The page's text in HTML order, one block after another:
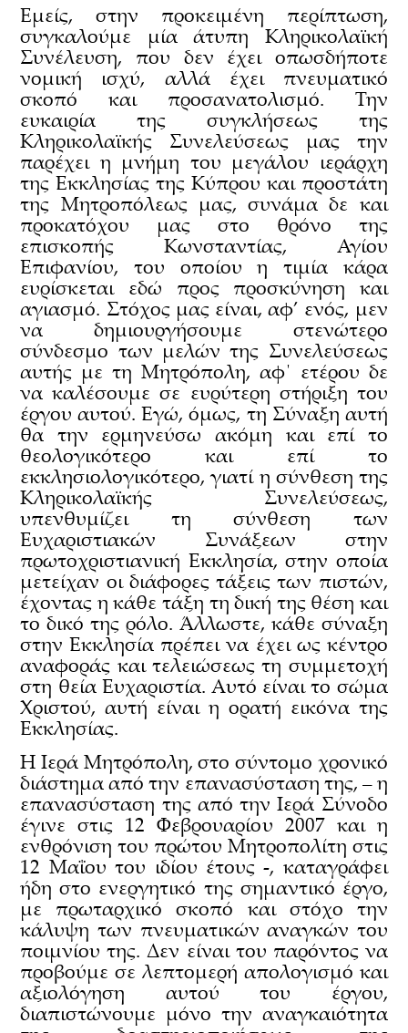
Εμείς, στην προκειμένη περίπτωση,
συγκαλούμε μία άτυπη Κληρικολαϊκή
Συνέλευση, που δεν έχει οπωσδήποτε
νομική ισχύ, αλλά έχει πνευματικό
σκοπό και προσανατολισμό. Την
ευκαιρία της συγκλήσεως της
Κληρικολαϊκής Συνελεύσεως μας την
παρέχει η μνήμη του μεγάλου ιεράρχη
της Εκκλησίας της Κύπρου και προστάτη
της Μητροπόλεως μας, συνάμα δε και
προκατόχου μας στο θρόνο της
επισκοπής Κωνσταντίας, Αγίου
Επιφανίου, του οποίου η τιμία κάρα
ευρίσκεται εδώ προς προσκύνηση και
αγιασμό. Στόχος μας είναι, αφ’ ενός, μεν
να δημιουργήσουμε στενώτερο
σύνδεσμο των μελών της Συνελεύσεως
αυτής με τη Μητρόπολη, αφ΄ ετέρου δε
να καλέσουμε σε ευρύτερη στήριξη του
έργου αυτού. Εγώ, όμως, τη Σύναξη αυτή
θα την ερμηνεύσω ακόμη και επί το
θεολογικότερο και επί το
εκκλησιολογικότερο, γιατί η σύνθεση της
Κληρικολαϊκής Συνελεύσεως,
υπενθυμίζει τη σύνθεση των
Ευχαριστιακών Συνάξεων στην
πρωτοχριστιανική Εκκλησία, στην οποία
μετείχαν οι διάφορες τάξεις των πιστών,
έχοντας η κάθε τάξη τη δική της θέση και
το δικό της ρόλο. Άλλωστε, κάθε σύναξη
στην Εκκλησία πρέπει να έχει ως κέντρο
αναφοράς και τελειώσεως τη συμμετοχή
στη θεία Ευχαριστία. Αυτό είναι το σώμα
Χριστού, αυτή είναι η ορατή εικόνα της
Εκκλησίας.
Η Ιερά Μητρόπολη, στο σύντομο χρονικό
διάστημα από την επανασύσταση της, – η
επανασύσταση της από την Ιερά Σύνοδο
έγινε στις 12 Φεβρουαρίου 2007 και η
ενθρόνιση του πρώτου Μητροπολίτη στις
12 Μαΐου του ιδίου έτους -, καταγράφει
ήδη στο ενεργητικό της σημαντικό έργο,
με πρωταρχικό σκοπό και στόχο την
κάλυψη των πνευματικών αναγκών του
ποιμνίου της. Δεν είναι του παρόντος να
προβούμε σε λεπτομερή απολογισμό και
αξιολόγηση αυτού του έργου,
διαπιστώνουμε μόνο την αναγκαιότητα